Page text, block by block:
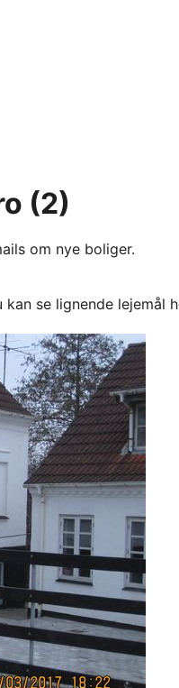
(2)
om nye boliger.
se lignende lejemål